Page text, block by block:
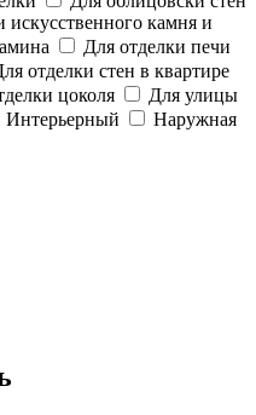
камня и
Для отделки печи
отделки стен в квартире
цоколя
Для улицы
Интерьерный
Наружная